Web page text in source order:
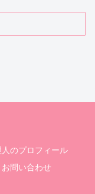
人のプロフィール
お問い合わせ